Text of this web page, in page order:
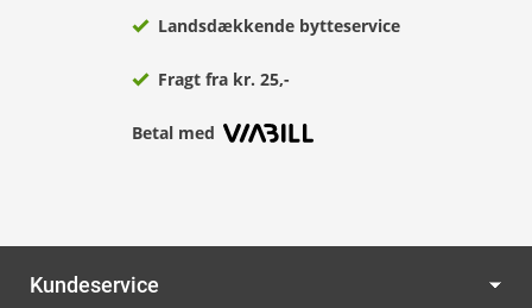
Landsdækkende bytteservice
Fragt fra kr. 25,-
Betal med
Kundeservice